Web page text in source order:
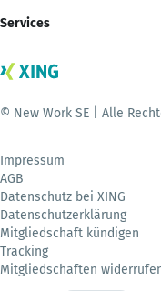
Services
© New Work SE | Alle
Impressum
AGB
Datenschutz bei XING
Datenschutzerklärung
Mitgliedschaft kündigen
Tracking
Mitgliedschaften